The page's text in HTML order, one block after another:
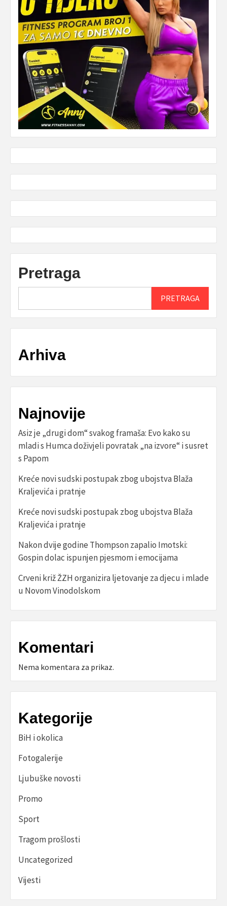
Pretraga
PRETRAGA
Arhiva
Najnovije
Asiz je „drugi dom“ svakog framaša: Evo kako su
mladi s Humca doživjeli povratak „na izvore“ i susret
s Papom
Kreće novi sudski postupak zbog ubojstva Blaža
Kraljevića i pratnje
Kreće novi sudski postupak zbog ubojstva Blaža
Kraljevića i pratnje
Nakon dvije godine Thompson zapalio Imotski:
Gospin dolac ispunjen pjesmom i emocijama
Crveni križ ŽZH organizira ljetovanje za djecu i mlade
u Novom Vinodolskom
Komentari
Nema komentara za prikaz.
Kategorije
BiH i okolica
Fotogalerije
Ljubuške novosti
Promo
Sport
Tragom prošlosti
Uncategorized
Vijesti